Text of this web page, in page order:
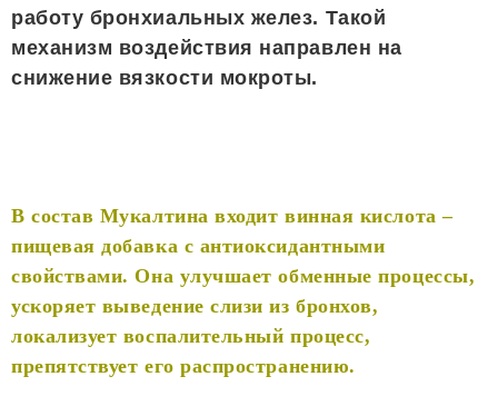
работу бронхиальных желез. Такой
механизм воздействия направлен на
снижение вязкости мокроты.
В состав Мукалтина входит винная кислота –
пищевая добавка с антиоксидантными
свойствами. Она улучшает обменные процессы,
ускоряет выведение слизи из бронхов,
локализует воспалительный процесс,
препятствует его распространению.